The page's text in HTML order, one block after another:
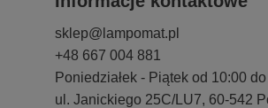
sklep@lampomat.pl
+48 667 004 881
Poniedziałek - Piątek od 10:00
ul. Janickiego 25C/LU7, 60-542